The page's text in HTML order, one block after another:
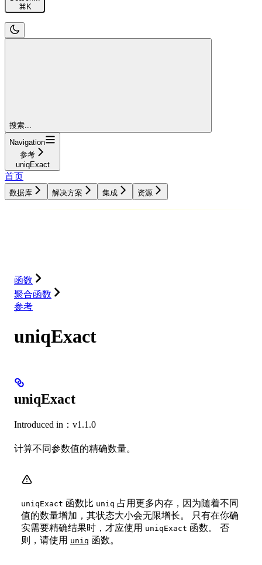
⌘K
搜索...
Navigation
参考
uniqExact
首页
数据库 解决方案 集成 资源
函数
聚合函数
参考
uniqExact
uniqExact
Introduced in：v1.1.0
计算不同参数值的精确数量。
uniqExact 函数比 uniq 占用更多内存，因为随着不同
值的数量增加，其状态大小会无限增长。 只有在你确
实需要精确结果时，才应使用 uniqExact 函数。 否
则，请使用 uniq 函数。